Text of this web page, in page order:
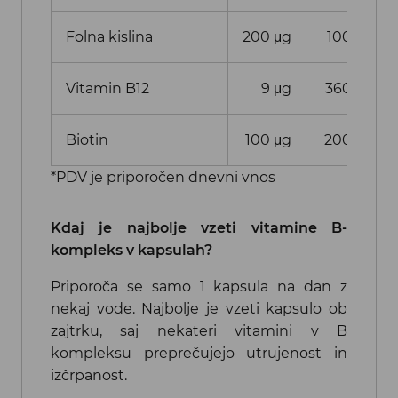
Folna kislina 200 μg 100%
Vitamin B12 9 μg 360%
Biotin 100 μg 200%
*PDV je priporočen dnevni vnos
Kdaj je najbolje vzeti vitamine B-
kompleks v kapsulah?
Priporoča se samo 1 kapsula na dan z
nekaj vode. Najbolje je vzeti kapsulo ob
zajtrku, saj nekateri vitamini v B
kompleksu preprečujejo utrujenost in
izčrpanost.